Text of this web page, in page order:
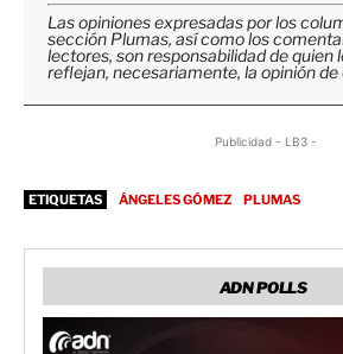
Las opiniones expresadas por los
sección Plumas, así como los
lectores, son responsabilidad de quien
reflejan, necesariamente, la opinión
Publicidad - LB3 -
ETIQUETAS ÁNGELES GÓMEZ PLUMAS
ADN POLLS